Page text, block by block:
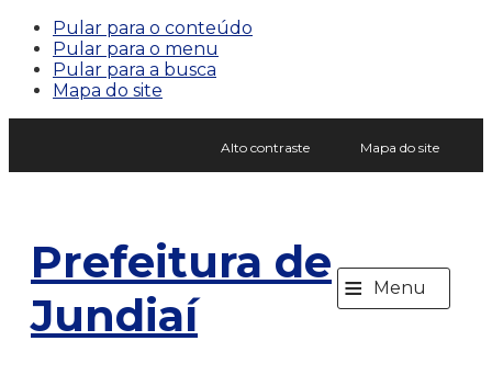
Pular para o conteúdo
Pular para o menu
Pular para a busca
Mapa do site
Alto contraste Mapa do site
Prefeitura de
Jundiaí
≡ Menu